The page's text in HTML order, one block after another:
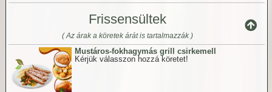
Frissensültek
( Az árak a köretek árát is tartalmazzák )
Mustáros-fokhagymás grill csirkemell
Kérjük válasszon hozzá köretet!